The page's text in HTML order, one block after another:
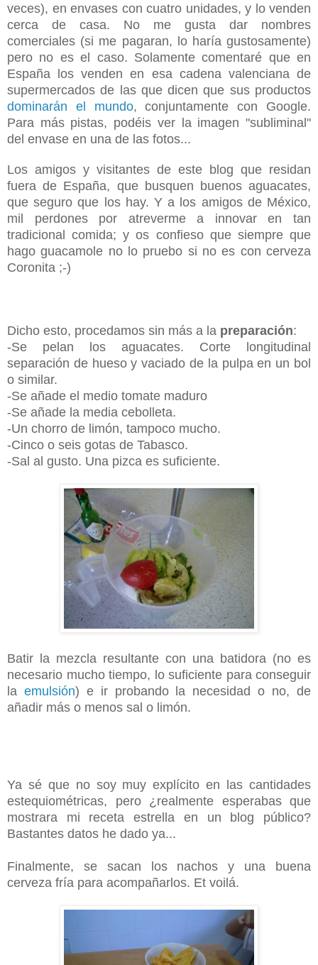
veces), en envases con cuatro unidades, y lo venden
cerca de casa. No me gusta dar nombres
comerciales (si me pagaran, lo haría gustosamente)
pero no es el caso. Solamente comentaré que en
España los venden en esa cadena valenciana de
supermercados de las que dicen que sus productos
dominarán el mundo, conjuntamente con Google.
Para más pistas, podéis ver la imagen "subliminal"
del envase en una de las fotos...
Los amigos y visitantes de este blog que residan
fuera de España, que busquen buenos aguacates,
que seguro que los hay. Y a los amigos de México,
mil perdones por atreverme a innovar en tan
tradicional comida; y os confieso que siempre que
hago guacamole no lo pruebo si no es con cerveza
Coronita ;-)
Dicho esto, procedamos sin más a la preparación:
-Se pelan los aguacates. Corte longitudinal
separación de hueso y vaciado de la pulpa en un bol
o similar.
-Se añade el medio tomate maduro
-Se añade la media cebolleta.
-Un chorro de limón, tampoco mucho.
-Cinco o seis gotas de Tabasco.
-Sal al gusto. Una pizca es suficiente.
Batir la mezcla resultante con una batidora (no es
necesario mucho tiempo, lo suficiente para conseguir
la emulsión) e ir probando la necesidad o no, de
añadir más o menos sal o limón.
Ya sé que no soy muy explícito en las cantidades
estequiométricas, pero ¿realmente esperabas que
mostrara mi receta estrella en un blog público?
Bastantes datos he dado ya...
Finalmente, se sacan los nachos y una buena
cerveza fría para acompañarlos. Et voilá.